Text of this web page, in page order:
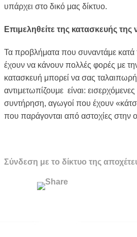
υπάρχει στο δικό μας δίκτυο.
Επιμεληθείτε της κατασκευής
Τα προβλήματα που συναντάμε κατά
έχουν να κάνουν πολλές φορές με
κατασκευή μπορεί να σας
αντιμετωπίζουμε είναι:
συντήρηση, αγωγοί που έχουν
που παράγονται από αστοχίες στην
Σύνδεση με το δίκτυο της